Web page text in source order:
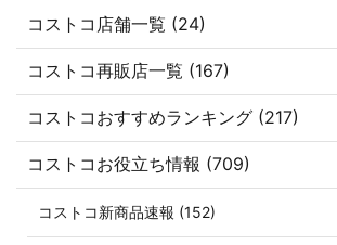
コストコ店舗一覧 (24)
コストコ再販店一覧 (167)
コストコおすすめランキング (217)
コストコお役立ち情報 (709)
コストコ新商品速報 (152)